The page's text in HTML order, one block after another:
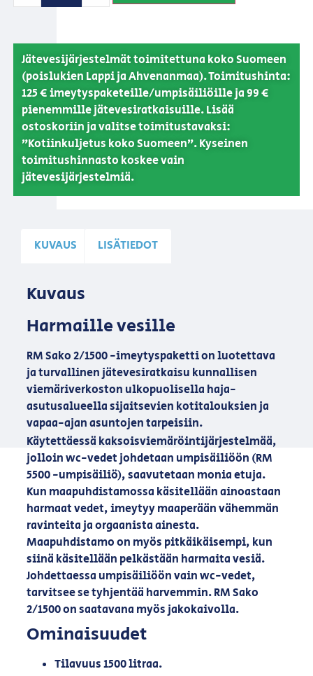
Jätevesijärjestelmät toimitettuna koko Suomeen
(poislukien Lappi ja Ahvenanmaa). Toimitushinta:
125 € imeytyspaketeille/umpisäiliöille ja 99 €
pienemmille jätevesiratkaisuille. Lisää
ostoskoriin ja valitse toimitustavaksi:
”Kotiinkuljetus koko Suomeen”. Kyseinen
toimitushinnasto koskee vain
jätevesijärjestelmiä.
KUVAUS LISÄTIEDOT
Kuvaus
Harmaille vesille
RM Sako 2/1500 -imeytyspaketti on luotettava
ja turvallinen jätevesiratkaisu kunnallisen
viemäriverkoston ulkopuolisella haja-
asutusalueella sijaitsevien kotitalouksien ja
vapaa-ajan asuntojen tarpeisiin.
Käytettäessä kaksoisviemäröintijärjestelmää,
jolloin wc-vedet johdetaan umpisäiliöön (RM
5500 -umpisäiliö), saavutetaan monia etuja.
Kun maapuhdistamossa käsitellään ainoastaan
harmaat vedet, imeytyy maaperään vähemmän
ravinteita ja orgaanista ainesta.
Maapuhdistamo on myös pitkäikäisempi, kun
siinä käsitellään pelkästään harmaita vesiä.
Johdettaessa umpisäiliöön vain wc-vedet,
tarvitsee se tyhjentää harvemmin. RM Sako
2/1500 on saatavana myös jakokaivolla.
Ominaisuudet
Tilavuus 1500 litraa.